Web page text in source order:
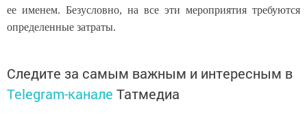
ее именем. Безусловно, на все эти мероприятия требуются
определенные затраты.
Следите за самым важным и интересным в
Telegram-канале Татмедиа